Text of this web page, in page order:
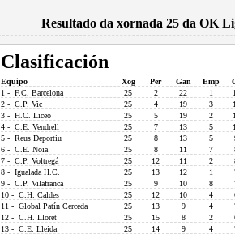
Resultado da xornada 25 da OK
Clasificación
Equipo Xog Per Gan Emp
1 - F.C. Barcelona
25 2 22 1
2 - C.P. Vic
25 4 19 3
3 - H.C. Liceo
25 5 19 2
4 - C.E. Vendrell
25 7 13 5
5 - Reus Deportiu
25 8 13 5
6 - C.E. Noia
25 8 11 7
7 - C.P. Voltregá
25 12 11 2
8 - Igualada H.C.
25 13 12 1
9 - C.P. Vilafranca
25 9 10 8
10 - C.H. Caldes
25 12 10 4
11 - Global Patín Cerceda
25 13 9 4
12 - C.H. Lloret
25 15 8 2
13 - C.E. Lleida
25 14 9 4